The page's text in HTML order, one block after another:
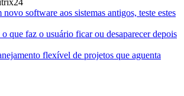
software aos sistemas antigos, teste estes
que faz o usuário ficar ou desaparecer depois
flexível de projetos que aguenta